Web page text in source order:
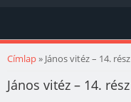
Jelenlegi hely
Címlap» János vitéz – 14. rész
János vitéz – 14. rész